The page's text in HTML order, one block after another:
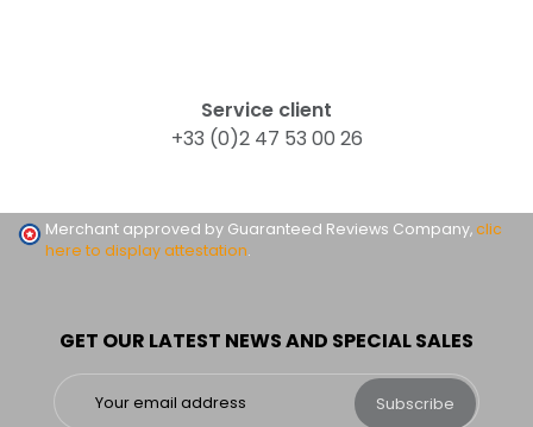
Service client
+33 (0)2 47 53 00 26
GET OUR LATEST NEWS AND SPECIAL SALES
Subscribe
Merchant approved by Guaranteed Reviews Company,clic
here to display attestation.